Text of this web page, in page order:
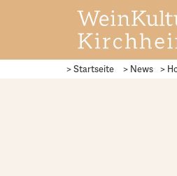
> Startseite > News >